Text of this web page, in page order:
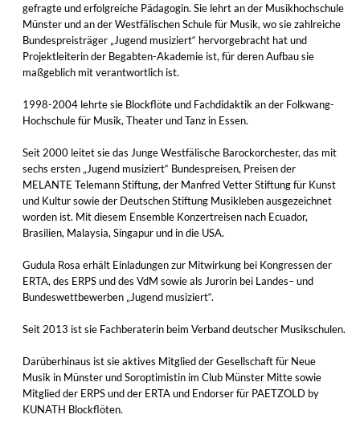
gefragte und erfolgreiche Pädagogin. Sie lehrt an der Musikhochschule
Münster und an der Westfälischen Schule für Musik, wo sie zahlreiche
Bundespreisträger „Jugend musiziert“ hervorgebracht hat und
Projektleiterin der Begabten-Akademie ist, für deren Aufbau sie
maßgeblich mit verantwortlich ist.
1998-2004 lehrte sie Blockflöte und Fachdidaktik an der Folkwang-
Hochschule für Musik, Theater und Tanz in Essen.
Seit 2000 leitet sie das Junge Westfälische Barockorchester, das mit
sechs ersten „Jugend musiziert“ Bundespreisen, Preisen der
MELANTE Telemann Stiftung, der Manfred Vetter Stiftung für Kunst
und Kultur sowie der Deutschen Stiftung Musikleben ausgezeichnet
worden ist. Mit diesem Ensemble Konzertreisen nach Ecuador,
Brasilien, Malaysia, Singapur und in die USA.
Gudula Rosa erhält Einladungen zur Mitwirkung bei Kongressen der
ERTA, des ERPS und des VdM sowie als Jurorin bei Landes– und
Bundeswettbewerben „Jugend musiziert“.
Seit 2013 ist sie Fachberaterin beim Verband deutscher Musikschulen.
Darüberhinaus ist sie aktives Mitglied der Gesellschaft für Neue
Musik in Münster und Soroptimistin im Club Münster Mitte sowie
Mitglied der ERPS und der ERTA und Endorser für PAETZOLD by
KUNATH Blockflöten.